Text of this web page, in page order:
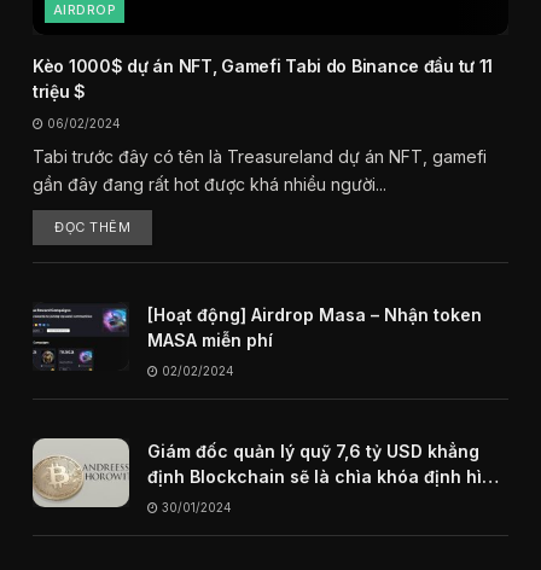
AIRDROP
Kèo 1000$ dự án NFT, Gamefi Tabi do Binance đầu tư 11
triệu $
06/02/2024
Tabi trước đây có tên là Treasureland dự án NFT, gamefi
gần đây đang rất hot được khá nhiều người...
ĐỌC THÊM
[Hoạt động] Airdrop Masa – Nhận token
MASA miễn phí
02/02/2024
Giám đốc quản lý quỹ 7,6 tỷ USD khẳng
định Blockchain sẽ là chìa khóa định hình
internet trong tương lai
30/01/2024